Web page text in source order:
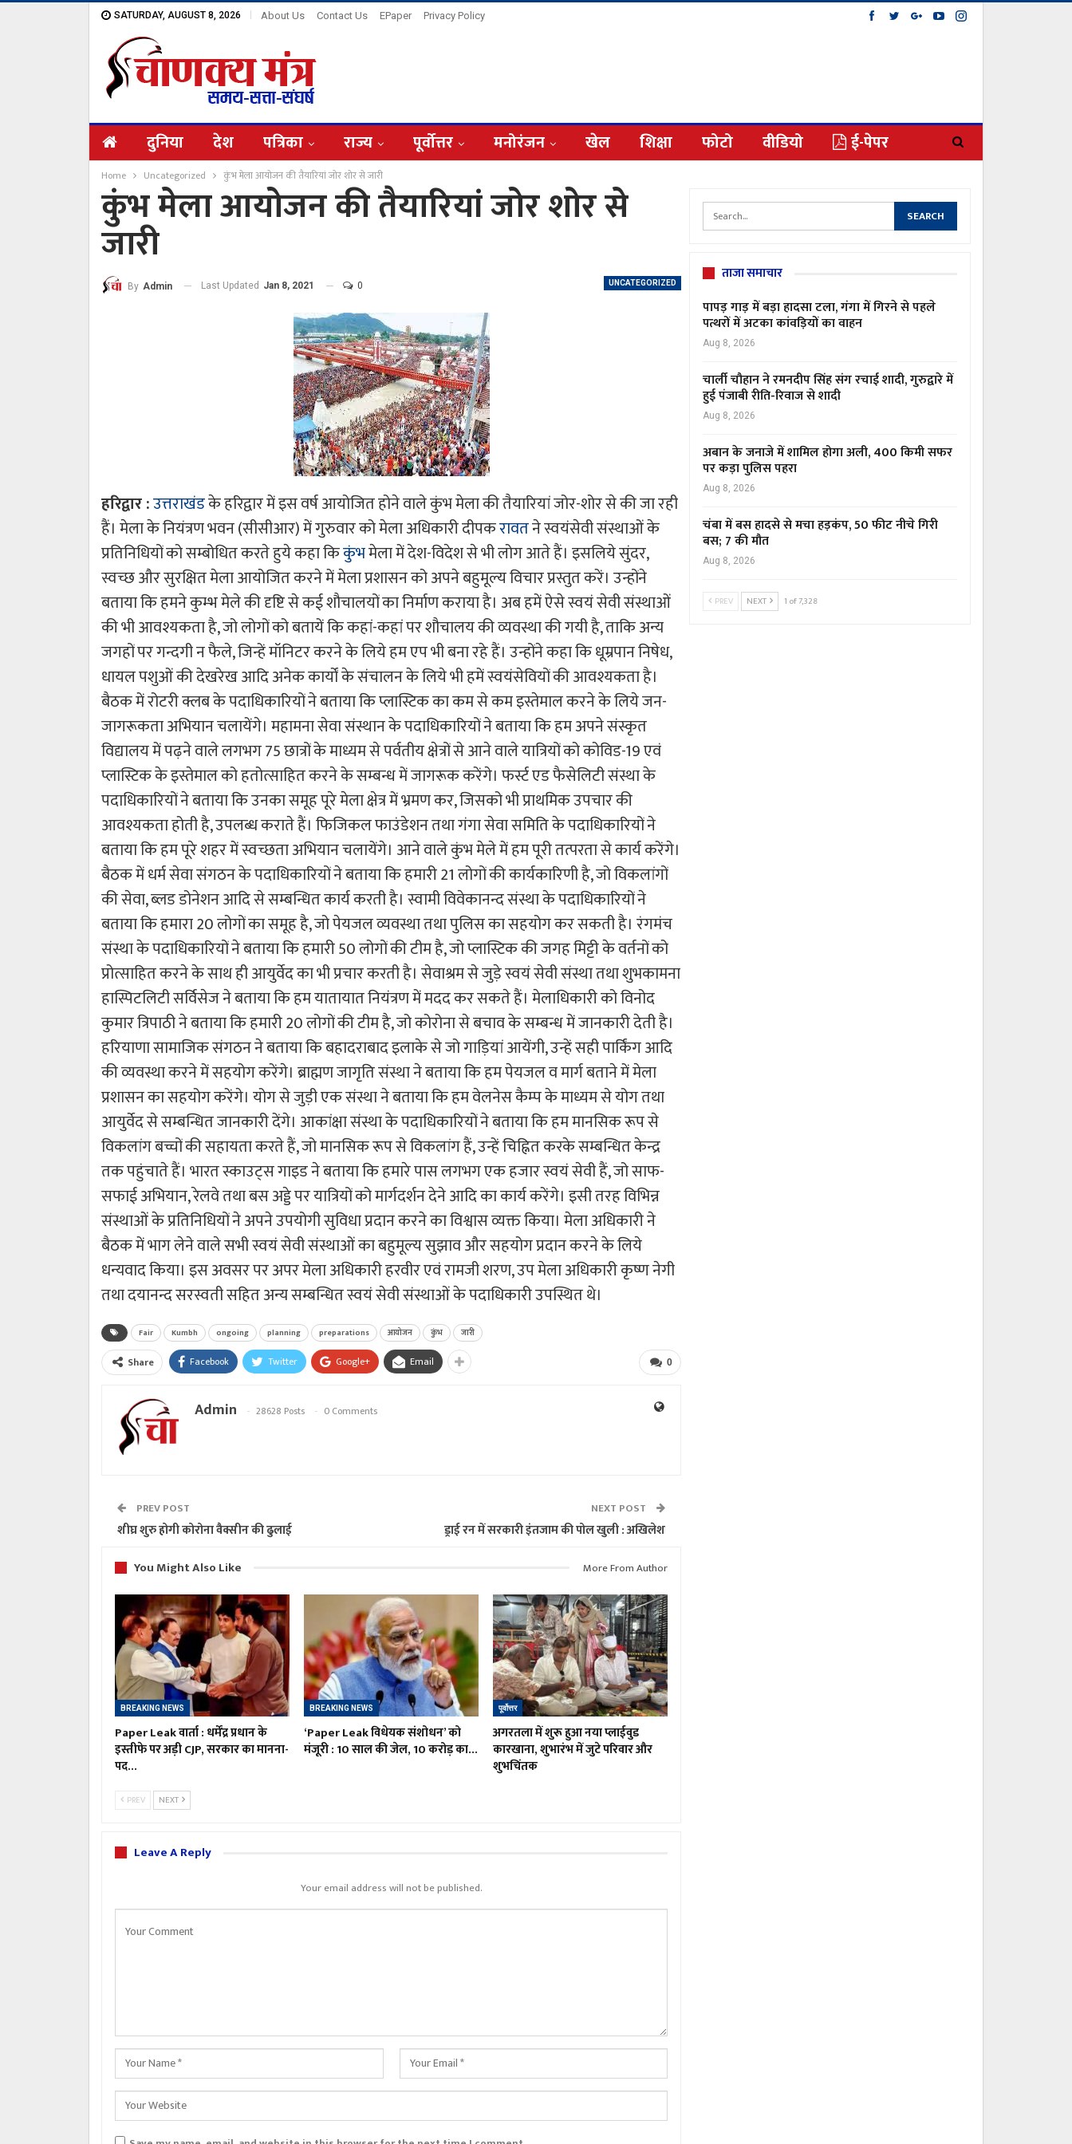
SATURDAY, AUGUST 8, 2026 About Us Contact Us EPaper Privacy Policy
दुनिया देश पत्रिका राज्य पूर्वोत्तर मनोरंजन खेल शिक्षा फोटो वीडियो ई-पेपर
Home Uncategorized कुंभ मेला आयोजन की तैयारियां जोर शोर से जारी
कुंभ मेला आयोजन की तैयारियां जोर शोर से
जारी
UNCATEGORIZED
By Admin Last Updated Jan 8, 2021 0
हरिद्वार :उत्तराखंडके हरिद्वार में इस वर्ष आयोजित होने वाले कुंभ मेला की तैयारियां जोर-शोर से की जा रही
हैं। मेला के नियंत्रण भवन (सीसीआर) में गुरुवार को मेला अधिकारी दीपकरावतने स्वयंसेवी संस्थाओं के
प्रतिनिधियों को सम्बोधित करते हुये कहा किकुंभमेला में देश-विदेश से भी लोग आते हैं। इसलिये सुंदर,
स्वच्छ और सुरक्षित मेला आयोजित करने में मेला प्रशासन को अपने बहुमूल्य विचार प्रस्तुत करें। उन्होंने
बताया कि हमने कुम्भ मेले की दृष्टि से कई शौचालयों का निर्माण कराया है। अब हमें ऐसे स्वयं सेवी संस्थाओं
की भी आवश्यकता है, जो लोगों को बतायें कि कहां-कहां पर शौचालय की व्यवस्था की गयी है, ताकि अन्य
जगहों पर गन्दगी न फैले, जिन्हें मॉनिटर करने के लिये हम एप भी बना रहे हैं। उन्होंने कहा कि धूम्रपान निषेध,
धायल पशुओं की देखरेख आदि अनेक कार्यों के संचालन के लिये भी हमें स्वयंसेवियों की आवश्यकता है।
बैठक में रोटरी क्लब के पदाधिकारियों ने बताया कि प्लास्टिक का कम से कम इस्तेमाल करने के लिये जन-
जागरूकता अभियान चलायेंगे। महामना सेवा संस्थान के पदाधिकारियों ने बताया कि हम अपने संस्कृत
विद्यालय में पढ़ने वाले लगभग 75 छात्रों के माध्यम से पर्वतीय क्षेत्रों से आने वाले यात्रियों को कोविड-19 एवं
प्लास्टिक के इस्तेमाल को हतोत्साहित करने के सम्बन्ध में जागरूक करेंगे। फर्स्ट एड फैसेलिटी संस्था के
पदाधिकारियों ने बताया कि उनका समूह पूरे मेला क्षेत्र में भ्रमण कर, जिसको भी प्राथमिक उपचार की
आवश्यकता होती है, उपलब्ध कराते हैं। फिजिकल फाउंडेशन तथा गंगा सेवा समिति के पदाधिकारियों ने
बताया कि हम पूरे शहर में स्वच्छता अभियान चलायेंगे। आने वाले कुंभ मेले में हम पूरी तत्परता से कार्य करेंगे।
बैठक में धर्म सेवा संगठन के पदाधिकारियों ने बताया कि हमारी 21 लोगों की कार्यकारिणी है, जो विकलांगों
की सेवा, ब्लड डोनेशन आदि से सम्बन्धित कार्य करती है। स्वामी विवेकानन्द संस्था के पदाधिकारियों ने
बताया कि हमारा 20 लोगों का समूह है, जो पेयजल व्यवस्था तथा पुलिस का सहयोग कर सकती है। रंगमंच
संस्था के पदाधिकारियों ने बताया कि हमारी 50 लोगों की टीम है, जो प्लास्टिक की जगह मिट्टी के वर्तनों को
प्रोत्साहित करने के साथ ही आयुर्वेद का भी प्रचार करती है। सेवाश्रम से जुड़े स्वयं सेवी संस्था तथा शुभकामना
हास्पिटलिटी सर्विसेज ने बताया कि हम यातायात नियंत्रण में मदद कर सकते हैं। मेलाधिकारी को विनोद
कुमार त्रिपाठी ने बताया कि हमारी 20 लोगों की टीम है, जो कोरोना से बचाव के सम्बन्ध में जानकारी देती है।
हरियाणा सामाजिक संगठन ने बताया कि बहादराबाद इलाके से जो गाड़ियां आयेंगी, उन्हें सही पार्किंग आदि
की व्यवस्था करने में सहयोग करेंगे। ब्राह्मण जागृति संस्था ने बताया कि हम पेयजल व मार्ग बताने में मेला
प्रशासन का सहयोग करेंगे। योग से जुड़ी एक संस्था ने बताया कि हम वेलनेस कैम्प के माध्यम से योग तथा
आयुर्वेद से सम्बन्धित जानकारी देंगे। आकांक्षा संस्था के पदाधिकारियों ने बताया कि हम मानसिक रूप से
विकलांग बच्चों की सहायता करते हैं, जो मानसिक रूप से विकलांग हैं, उन्हें चिह्नित करके सम्बन्धित केन्द्र
तक पहुंचाते हैं। भारत स्काउट्स गाइड ने बताया कि हमारे पास लगभग एक हजार स्वयं सेवी हैं, जो साफ-
सफाई अभियान, रेलवे तथा बस अड्डे पर यात्रियों को मार्गदर्शन देने आदि का कार्य करेंगे। इसी तरह विभिन्न
संस्थाओं के प्रतिनिधियों ने अपने उपयोगी सुविधा प्रदान करने का विश्वास व्यक्त किया। मेला अधिकारी ने
बैठक में भाग लेने वाले सभी स्वयं सेवी संस्थाओं का बहुमूल्य सुझाव और सहयोग प्रदान करने के लिये
धन्यवाद किया। इस अवसर पर अपर मेला अधिकारी हरवीर एवं रामजी शरण, उप मेला अधिकारी कृष्ण नेगी
तथा दयानन्द सरस्वती सहित अन्य सम्बन्धित स्वयं सेवी संस्थाओं के पदाधिकारी उपस्थित थे।
Fair Kumbh ongoing planning preparations आयोजन कुंभ जारी
0
Share Facebook Twitter Google+ Email
Admin 28628 Posts 0 Comments
PREV POST
शीघ्र शुरु होगी कोरोना वैक्सीन की ढुलाई
NEXT POST
ड्राई रन में सरकारी इंतजाम की पोल खुली : अखिलेश
You Might Also Like
More From Author
BREAKING NEWS
Paper Leak वार्ता : धर्मेंद्र प्रधान के
इस्तीफे पर अड़ी CJP, सरकार का मानना-
पद…
BREAKING NEWS
‘Paper Leak विधेयक संशोधन’ को
मंजूरी : 10 साल की जेल, 10 करोड़ का…
पूर्वोत्तर
अगरतला में शुरू हुआ नया प्लाईवुड
कारखाना, शुभारंभ में जुटे परिवार और
शुभचिंतक
PREV NEXT
Leave A Reply
Your email address will not be published.
ताजा समाचार
पापड़ गाड़ में बड़ा हादसा टला, गंगा में गिरने से पहले
पत्थरों में अटका कांवड़ियों का वाहन
Aug 8, 2026
चार्ली चौहान ने रमनदीप सिंह संग रचाई शादी, गुरुद्वारे में
हुई पंजाबी रीति-रिवाज से शादी
Aug 8, 2026
अबान के जनाजे में शामिल होगा अली, 400 किमी सफर
पर कड़ा पुलिस पहरा
Aug 8, 2026
चंबा में बस हादसे से मचा हड़कंप, 50 फीट नीचे गिरी
बस; 7 की मौत
Aug 8, 2026
PREV NEXT 1 of 7,328